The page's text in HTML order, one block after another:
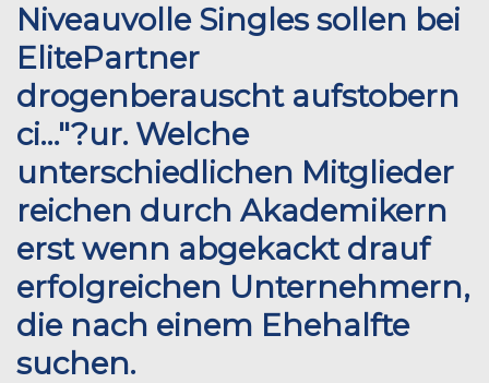
Niveauvolle Singles sollen bei
ElitePartner
drogenberauscht aufstobern
ci…"?ur. Welche
unterschiedlichen Mitglieder
reichen durch Akademikern
erst wenn abgekackt drauf
erfolgreichen Unternehmern,
die nach einem Ehehalfte
suchen.